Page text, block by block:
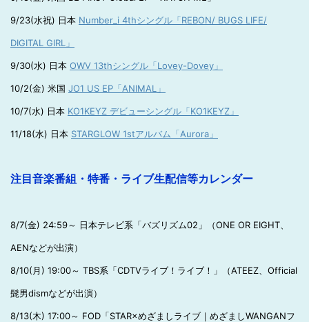
9/23(水祝) 日本 Number_i 4thシングル「REBON/ BUGS LIFE/
DIGITAL GIRL」
9/30(水) 日本 OWV 13thシングル「Lovey-Dovey」
10/2(金) 米国 JO1 US EP「ANIMAL」
10/7(水) 日本 KO1KEYZ デビューシングル「KO1KEYZ」
11/18(水) 日本 STARGLOW 1stアルバム「Aurora」
注目音楽番組・特番・ライブ生配信等カレンダー
8/7(金) 24:59～ 日本テレビ系「バズリズム02」（ONE OR EIGHT、
AENなどが出演）
8/10(月) 19:00～ TBS系「CDTVライブ！ライブ！」（ATEEZ、Official
髭男dismなどが出演）
8/13(木) 17:00～ FOD「STAR×めざましライブ｜めざましWANGANフ